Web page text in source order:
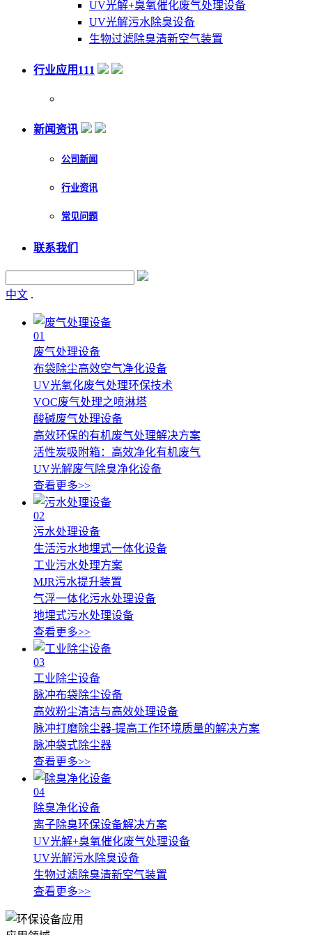
UV光解+臭氧催化废气处理设备
UV光解污水除臭设备
生物过滤除臭清新空气装置
行业应用111
新闻资讯
公司新闻
行业资讯
常见问题
联系我们
中文 .
01
废气处理设备
布袋除尘高效空气净化设备
UV光氧化废气处理环保技术
VOC废气处理之喷淋塔
酸碱废气处理设备
高效环保的有机废气处理解决方案
活性炭吸附箱：高效净化有机废气
UV光解废气除臭净化设备
查看更多>>
02
污水处理设备
生活污水地埋式一体化设备
工业污水处理方案
MJR污水提升装置
气浮一体化污水处理设备
地埋式污水处理设备
查看更多>>
03
工业除尘设备
脉冲布袋除尘设备
高效粉尘清洁与高效处理设备
脉冲打磨除尘器-提高工作环境质量的解决方案
脉冲袋式除尘器
查看更多>>
04
除臭净化设备
离子除臭环保设备解决方案
UV光解+臭氧催化废气处理设备
UV光解污水除臭设备
生物过滤除臭清新空气装置
查看更多>>